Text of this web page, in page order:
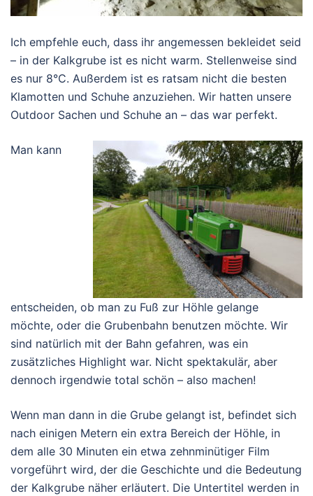
Ich empfehle euch, dass ihr angemessen bekleidet seid
– in der Kalkgrube ist es nicht warm. Stellenweise sind
es nur 8°C. Außerdem ist es ratsam nicht die besten
Klamotten und Schuhe anzuziehen. Wir hatten unsere
Outdoor Sachen und Schuhe an – das war perfekt.
Man kann
entscheiden, ob man zu Fuß zur Höhle gelange
möchte, oder die Grubenbahn benutzen möchte. Wir
sind natürlich mit der Bahn gefahren, was ein
zusätzliches Highlight war. Nicht spektakulär, aber
dennoch irgendwie total schön – also machen!
Wenn man dann in die Grube gelangt ist, befindet sich
nach einigen Metern ein extra Bereich der Höhle, in
dem alle 30 Minuten ein etwa zehnminütiger Film
vorgeführt wird, der die Geschichte und die Bedeutung
der Kalkgrube näher erläutert. Die Untertitel werden in